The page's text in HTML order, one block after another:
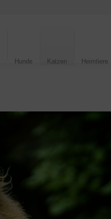
Hunde Katzen Heimtiere